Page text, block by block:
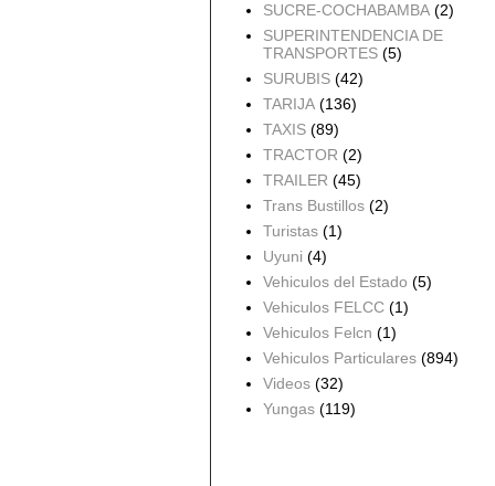
SUCRE-COCHABAMBA (2)
SUPERINTENDENCIA DE
TRANSPORTES (5)
SURUBIS (42)
TARIJA (136)
TAXIS (89)
TRACTOR (2)
TRAILER (45)
Trans Bustillos (2)
Turistas (1)
Uyuni (4)
Vehiculos del Estado (5)
Vehiculos FELCC (1)
Vehiculos Felcn (1)
Vehiculos Particulares (894)
Videos (32)
Yungas (119)